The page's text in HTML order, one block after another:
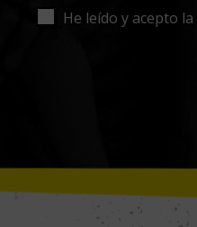
He leído y acepto la